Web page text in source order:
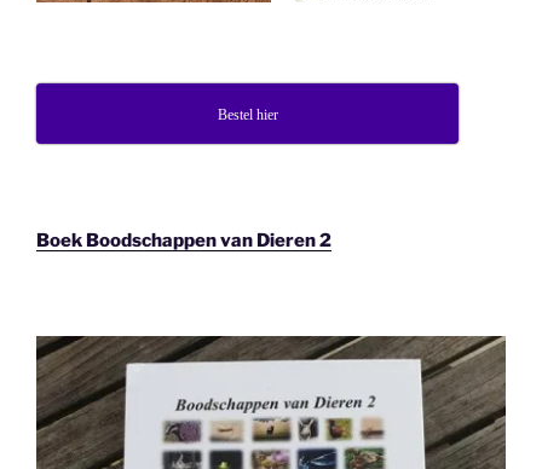
Bestel hier
Boek Boodschappen van Dieren 2